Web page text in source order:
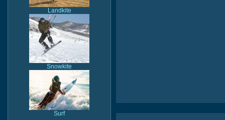
Landkite
Snowkite
Surf